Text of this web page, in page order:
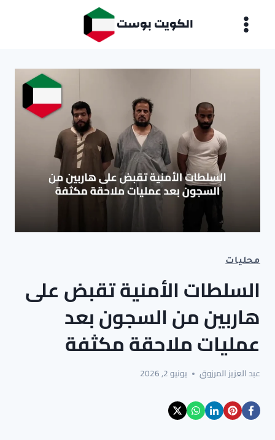
الكويت بوست
محليات
السلطات الأمنية تقبض على
هاربين من السجون بعد
عمليات ملاحقة مكثفة
عبد العزيز المرزوق يونيو 2, 2026